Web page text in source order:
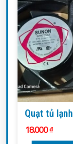
Quạt tủ
18.000₫